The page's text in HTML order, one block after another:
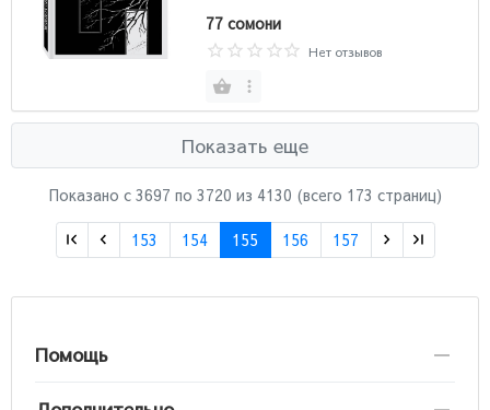
77 сомони
Нет отзывов
Показать еще
Показано с 3697 по 3720 из 4130 (всего 173 страниц)
153 154 155 156 157
Помощь